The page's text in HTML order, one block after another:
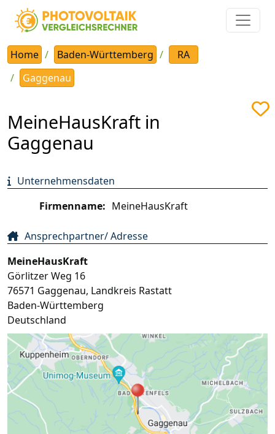
Home Baden-Württemberg
RA
Gaggenau
MeineHausKraft in
Gaggenau
Unternehmensdaten
Firmenname: MeineHausKraft
Ansprechpartner/ Adresse
MeineHausKraft
Görlitzer Weg 16
76571 Gaggenau, Landkreis Rastatt
Baden-Württemberg
Deutschland